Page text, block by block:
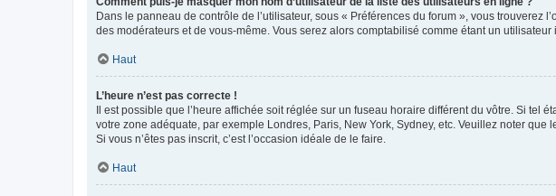
Dans le panneau de contrôle de l’utilisateur, sous « Préférences du forum », vous trouverez
des modérateurs et de vous-même. Vous serez alors comptabilisé comme étant un utilisateur
Haut
L’heure n’est pas correcte !
Il est possible que l’heure affichée soit réglée sur un fuseau horaire différent du vôtre. Si tel
votre zone adéquate, par exemple Londres, Paris, New York, Sydney, etc. Veuillez noter
Si vous n’êtes pas inscrit, c’est l’occasion idéale de le faire.
Haut